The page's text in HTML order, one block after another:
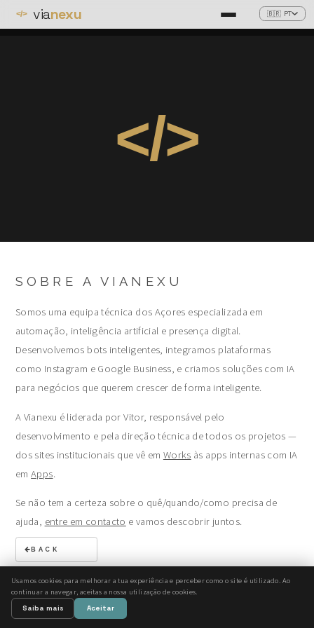
🇧🇷 PT
</> vianexu
SOBRE A VIANEXU
Somos uma equipa técnica dos Açores especializada em
automação, inteligência artificial e presença digital.
Desenvolvemos bots inteligentes, integramos plataformas
como Instagram e Google Business, e criamos soluções com IA
para negócios que querem crescer de forma inteligente.
A Vianexu é liderada por Vitor, responsável pelo
desenvolvimento e pela direção técnica de todos os projetos —
dos sites institucionais que vê em Works às apps internas com IA
emApps.
Se não tem a certeza sobre o quê/quando/como precisa de
ajuda, entre em contacto e vamos descobrir juntos.
BACK
</>
© Vianexu. Todos os direitos reservados.
Usamos cookies para melhorar a tua experiência e perceber como o site é utilizado. Ao
continuar a navegar, aceitas a nossa utilização de cookies.
Saiba mais
Aceitar